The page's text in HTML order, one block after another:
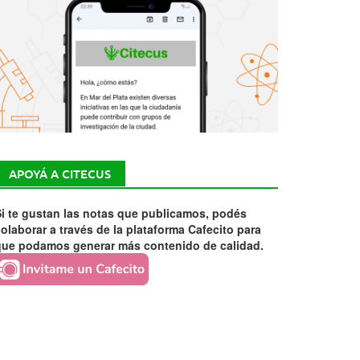
APOYÁ A CITECUS
te gustan las notas que publicamos, podés
a través de la plataforma Cafecito para
podamos generar más contenido de calidad.